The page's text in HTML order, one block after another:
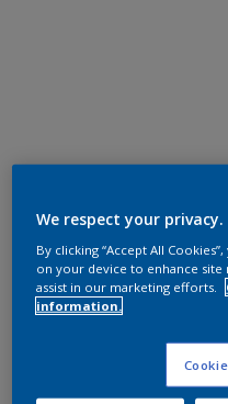
We respect your privacy.
By clicking “Accept All
on your device to enhance site
assist in our marketing efforts.
information.